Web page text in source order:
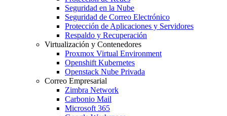
Seguridad en la Nube
Seguridad de Correo Electrónico
Protección de Aplicaciones y Servidores
Respaldo y Recuperación
Virtualización y Contenedores
Proxmox Virtual Environment
Openshift Kubernetes
Openstack Nube Privada
Correo Empresarial
Zimbra Network
Carbonio Mail
Microsoft 365